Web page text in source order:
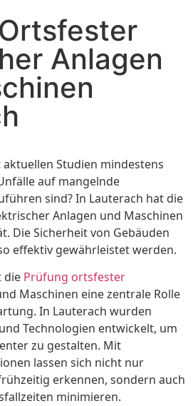
Anlagen
aktuellen Studien mindestens
auf mangelnde
sind? In Lauterach hat die
Anlagen und Maschinen
Die Sicherheit von Gebäuden
effektiv gewährleistet werden.
die Prüfung ortsfester
Maschinen eine zentrale Rolle
In Lauterach wurden
Technologien entwickelt, um
zu gestalten. Mit
lassen sich nicht nur
erkennen, sondern auch
minimieren.